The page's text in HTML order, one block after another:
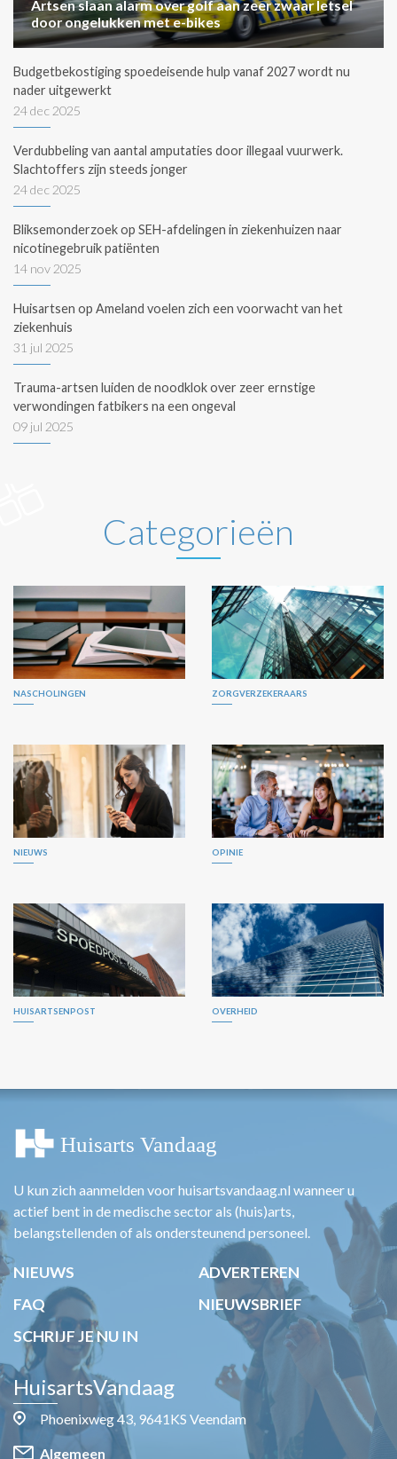
Artsen slaan alarm over golf aan zeer zwaar letsel
door ongelukken met e-bikes
Budgetbekostiging spoedeisende hulp vanaf 2027 wordt nu
nader uitgewerkt
24 dec 2025
Verdubbeling van aantal amputaties door illegaal vuurwerk.
Slachtoffers zijn steeds jonger
24 dec 2025
Bliksemonderzoek op SEH-afdelingen in ziekenhuizen naar
nicotinegebruik patiënten
14 nov 2025
Huisartsen op Ameland voelen zich een voorwacht van het
ziekenhuis
31 jul 2025
Trauma-artsen luiden de noodklok over zeer ernstige
verwondingen fatbikers na een ongeval
09 jul 2025
Categorieën
NASCHOLINGEN ZORGVERZEKERAARS
NIEUWS OPINIE
HUISARTSENPOST OVERHEID
U kun zich aanmelden voor huisartsvandaag.nl wanneer u
actief bent in de medische sector als (huis)arts,
belangstellenden of als ondersteunend personeel.
NIEUWS
ADVERTEREN
FAQ
NIEUWSBRIEF
SCHRIJF JE NU IN
HuisartsVandaag
Phoenixweg 43, 9641KS Veendam
Algemeen